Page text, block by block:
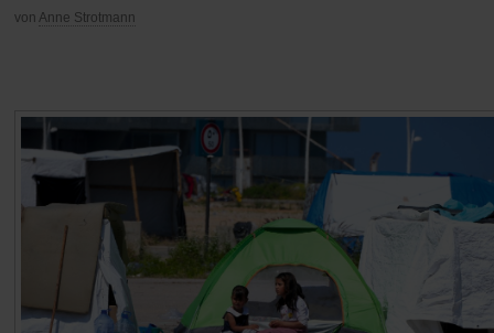
von Anne Strotmann